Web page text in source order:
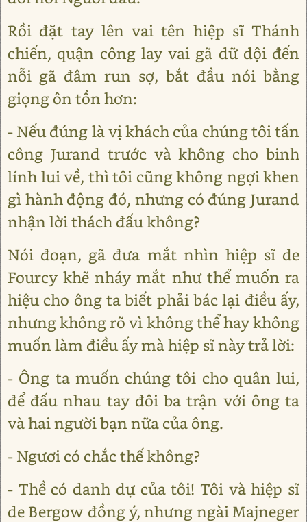
Rồi đặt tay lên vai tên hiệp sĩ Thánh
chiến, quận công lay vai gã dữ dội đến
nỗi gã đâm run sợ, bắt đầu nói bằng
giọng ôn tồn hơn:
- Nếu đúng là vị khách của chúng tôi tấn
công Jurand trước và không cho binh
lính lui về, thì tôi cũng không ngợi khen
gì hành động đó, nhưng có đúng Jurand
nhận lời thách đấu không?
Nói đoạn, gã đưa mắt nhìn hiệp sĩ de
Fourcy khẽ nháy mắt như thể muốn ra
hiệu cho ông ta biết phải bác lại điều ấy,
nhưng không rõ vì không thể hay không
muốn làm điều ấy mà hiệp sĩ này trả lời:
- Ông ta muốn chúng tôi cho quân lui,
để đấu nhau tay đôi ba trận với ông ta
và hai người bạn nữa của ông.
- Ngươi có chắc thế không?
- Thề có danh dự của tôi! Tôi và hiệp sĩ
de Bergow đồng ý, nhưng ngài Majneger